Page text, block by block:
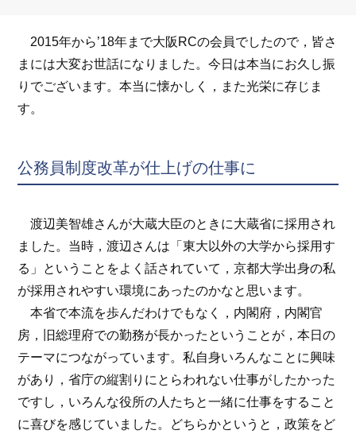
2015年から’18年まで大阪RCの会員でしたので，皆さ
まには大変お世話になりました。今日は本当にお久し振
りでございます。本当に懐かしく，また光栄に存じま
す。
公務員制度改革が仕上げの仕事に
渡辺美智雄さんが大蔵大臣のときに大蔵省に採用され
ました。当時，渡辺さんは「東大以外の大学から採用す
る」ということをよく話されていて，京都大学出身の私
が採用されやすい環境にあったのかなと思います。
本省で本流を歩んだわけでもなく，内閣府，内閣官
房，旧総理府での勤務が長かったということが，本日の
テーマにつながっています。私自身いろんなことに興味
があり，省庁の縦割りにとらわれない仕事がしたかった
ですし，いろんな役所の人たちと一緒に仕事をすること
に喜びを感じていました。どちらかというと，政策をど